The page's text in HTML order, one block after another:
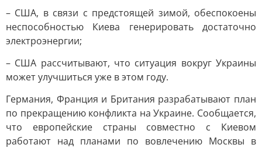
– США, в связи с предстоящей зимой, обеспокоены
неспособностью Киева генерировать достаточно
электроэнергии;
– США рассчитывают, что ситуация вокруг Украины
может улучшиться уже в этом году.
Германия, Франция и Британия разрабатывают план
по прекращению конфликта на Украине. Сообщается,
что европейские страны совместно с Киевом
работают над планами по вовлечению Москвы в